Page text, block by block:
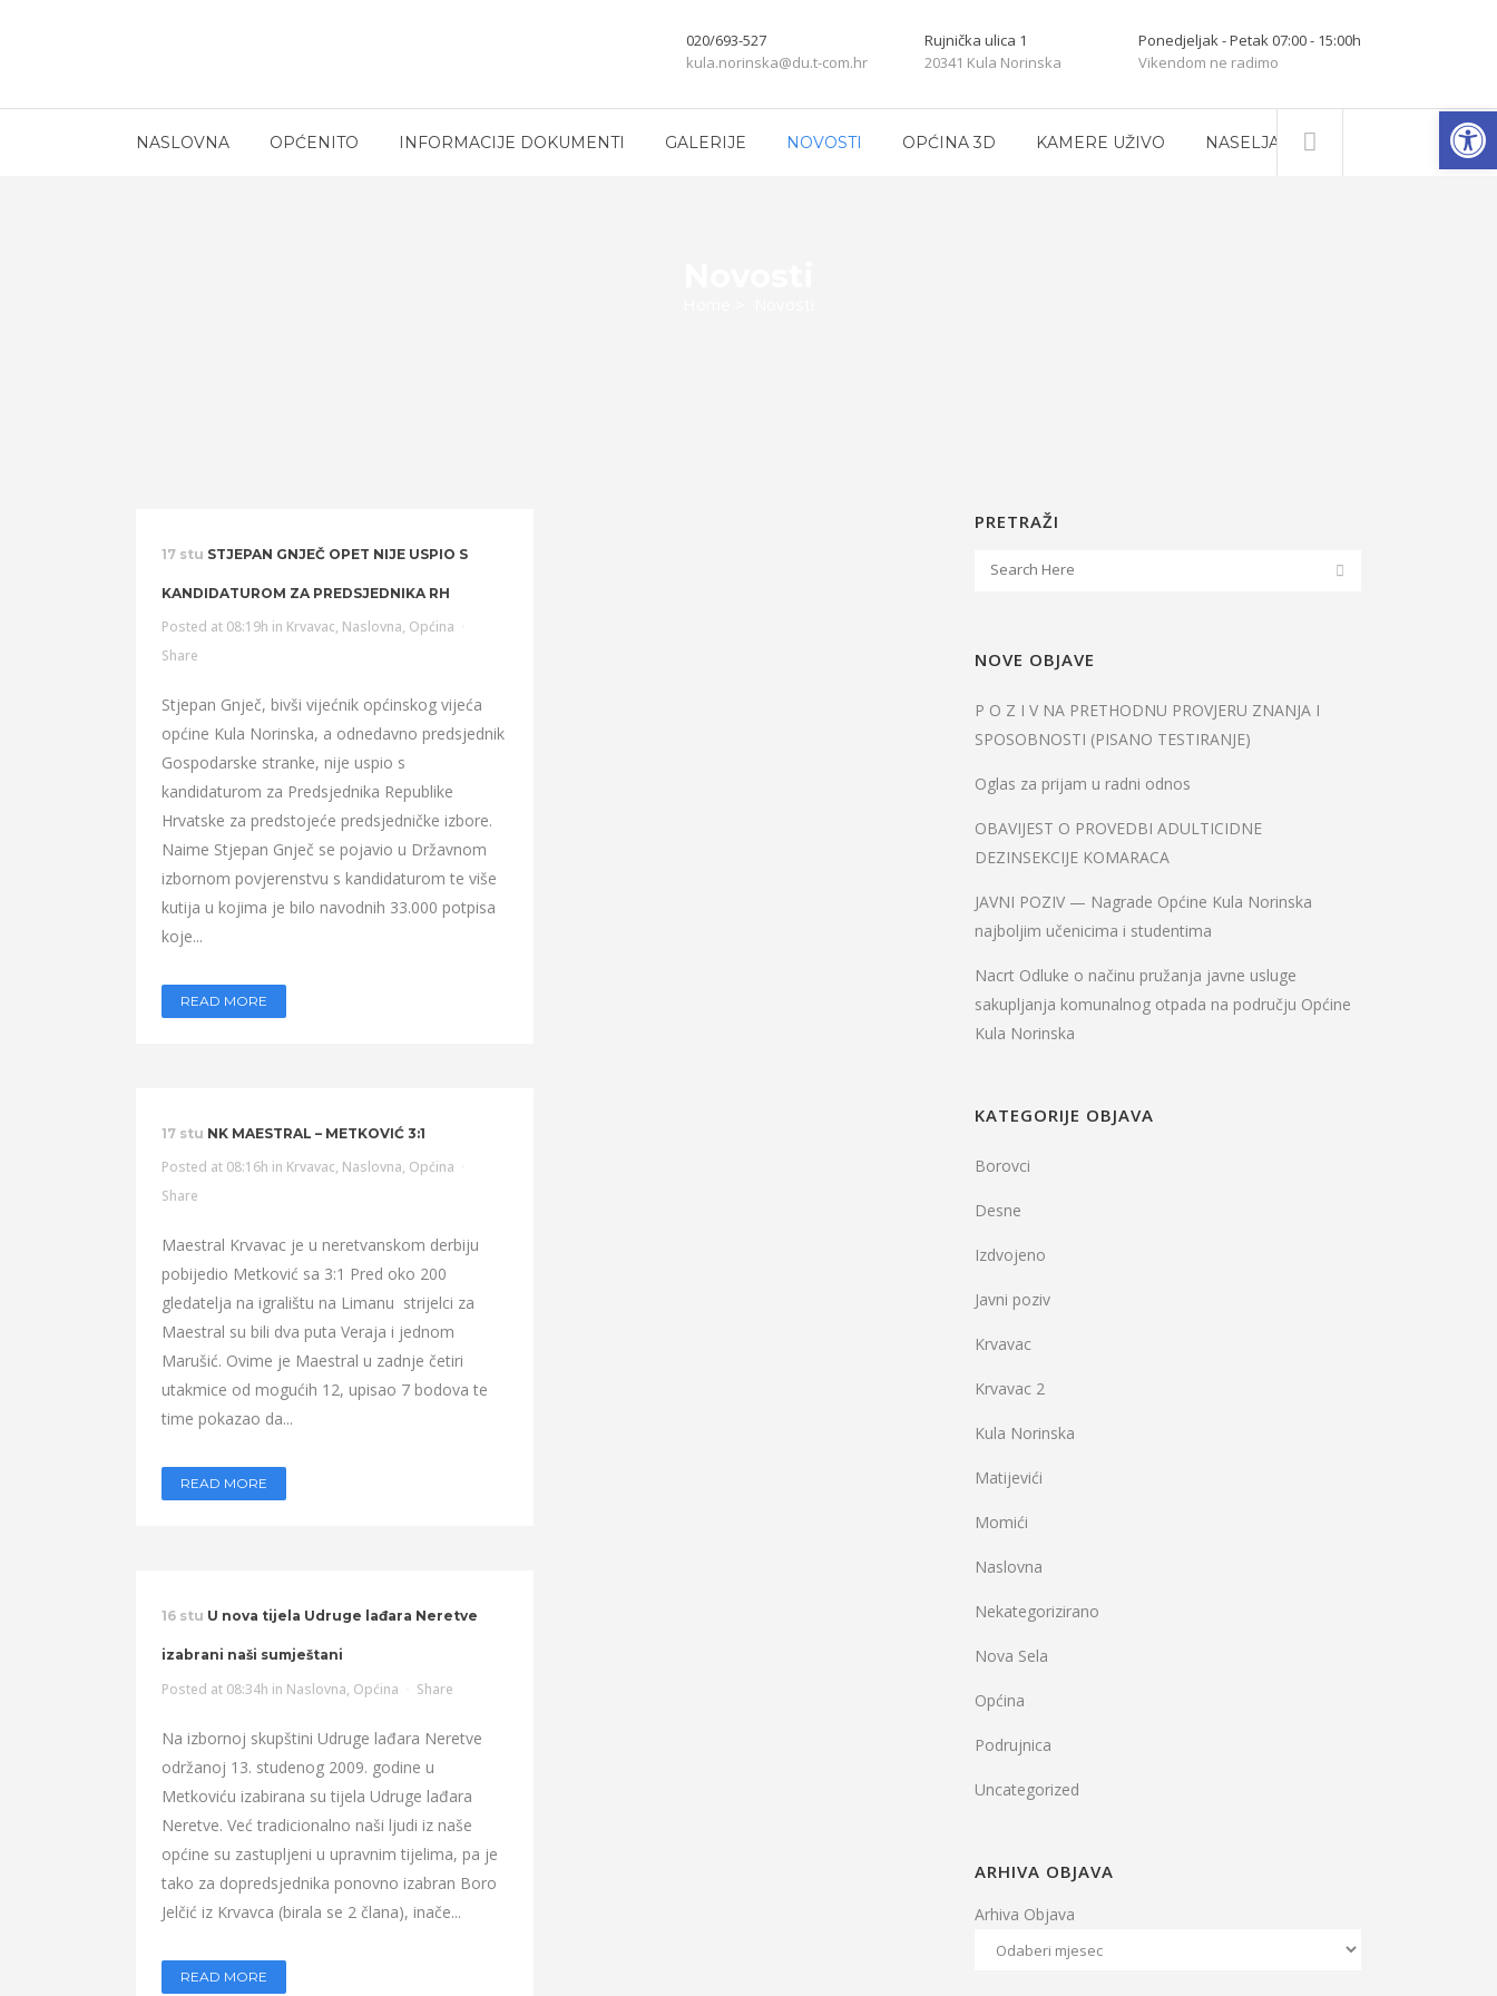
020/693-527
kula.norinska@du.t-com.hr
Rujnička ulica 1
20341 Kula Norinska
Ponedjeljak - Petak 07:00 - 15:00h
Vikendom ne radimo
NASLOVNA OPĆENITO INFORMACIJE DOKUMENTI GALERIJE NOVOSTI OPĆINA 3D KAMERE UŽIVO NASELJA
17 stu STJEPAN GNJEČ OPET NIJE USPIO S
KANDIDATUROM ZA PREDSJEDNIKA RH
Posted at 08:19h in Krvavac, Naslovna, Općina
Share
Stjepan Gnječ, bivši vijećnik općinskog vijeća
općine Kula Norinska, a odnedavno predsjednik
Gospodarske stranke, nije uspio s
kandidaturom za Predsjednika Republike
Hrvatske za predstojeće predsjedničke izbore.
Naime Stjepan Gnječ se pojavio u Državnom
izbornom povjerenstvu s kandidaturom te više
kutija u kojima je bilo navodnih 33.000 potpisa
koje...
READ MORE
17 stu NK MAESTRAL – METKOVIĆ 3:1
Posted at 08:16h in Krvavac, Naslovna, Općina
Share
Maestral Krvavac je u neretvanskom derbiju
pobijedio Metković sa 3:1 Pred oko 200
gledatelja na igralištu na Limanu strijelci za
Maestral su bili dva puta Veraja i jednom
Marušić. Ovime je Maestral u zadnje četiri
utakmice od mogućih 12, upisao 7 bodova te
time pokazao da...
READ MORE
16 stu U nova tijela Udruge lađara Neretve
izabrani naši sumještani
Posted at 08:34h in Naslovna, Općina Share
Na izbornoj skupštini Udruge lađara Neretve
održanoj 13. studenog 2009. godine u
Metkoviću izabirana su tijela Udruge lađara
Neretve. Već tradicionalno naši ljudi iz naše
općine su zastupljeni u upravnim tijelima, pa je
tako za dopredsjednika ponovno izabran Boro
Jelčić iz Krvavca (birala se 2 člana), inače...
READ MORE
PRETRAŽI
NOVE OBJAVE
P O Z I V NA PRETHODNU PROVJERU ZNANJA I
SPOSOBNOSTI (PISANO TESTIRANJE)
Oglas za prijam u radni odnos
OBAVIJEST O PROVEDBI ADULTICIDNE
DEZINSEKCIJE KOMARACA
JAVNI POZIV — Nagrade Općine Kula Norinska
najboljim učenicima i studentima
Nacrt Odluke o načinu pružanja javne usluge
sakupljanja komunalnog otpada na području Općine
Kula Norinska
KATEGORIJE OBJAVA
Borovci
Desne
Izdvojeno
Javni poziv
Krvavac
Krvavac 2
Kula Norinska
Matijevići
Momići
Naslovna
Nekategorizirano
Nova Sela
Općina
Podrujnica
Uncategorized
ARHIVA OBJAVA
Arhiva Objava